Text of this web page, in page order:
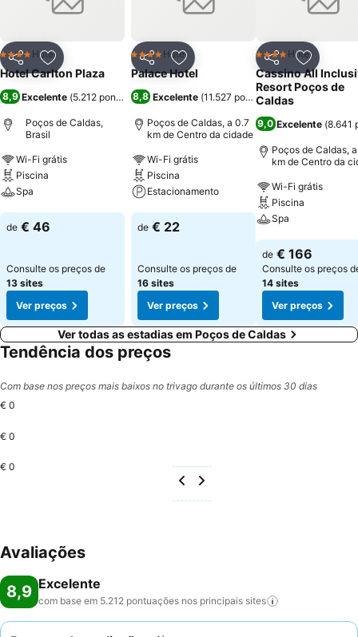
PartilharAdicionar aos favoritos
4 EstrelasHotel
Hotel Carlton Plaza
8,9 Excelente (5.212 pontuações )
Poços de Caldas,
Brasil
Wi-Fi grátis
Piscina
Spa
Ver preços
de € 46
Consulte os preços de
13 sites
Ver preços
PartilharAdicionar aos favoritos
4 EstrelasHotel
Palace Hotel
8,8 Excelente (11.527 pontuações)
Poços de Caldas, a 0.7
km de Centro da cidade
Wi-Fi grátis
Piscina
Estacionamento
Ver preços
de € 22
Consulte os preços de
16 sites
Ver preços
Partilhar
4 EstrelasHotel
Cassino All
Resort Poços de
Caldas
9,0 Excelente (8.641
Poços de Caldas,
km de Centro da
Wi-Fi grátis
Piscina
Spa
Ver preços
de € 166
Consulte os preços
14 sites
Ver preços
Ver todas as estadias em Poços de Caldas
Tendência dos preços
Com base nos preços mais baixos no trivago durante os últimos 30 dias
€ 0
€ 0
€ 0
Avaliações
8,9 Excelente
com base em 5.212 pontuações nos principais sites